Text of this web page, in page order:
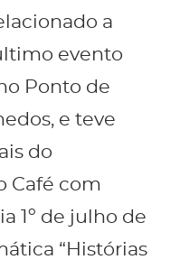
a
evento
Ponto de
e teve
do
Café com
1º de julho de
“Histórias